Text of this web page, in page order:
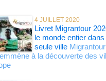
4 JUILLET 2020
Livret Migrantour
le monde entier dans
seule villeMigrantour
à la découverte des